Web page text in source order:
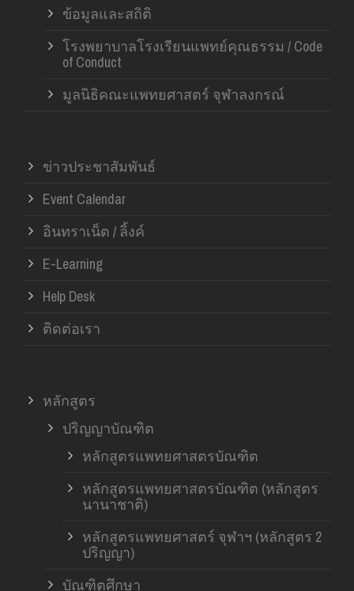
ข้อมูลและสถิติ
โรงพยาบาลโรงเรียนแพทย์คุณธรรม / Code
of Conduct
มูลนิธิคณะแพทยศาสตร์ จุฬาลงกรณ์
ข่าวประชาสัมพันธ์
Event Calendar
อินทราเน็ต / ลิ้งค์
E-Learning
Help Desk
ติดต่อเรา
หลักสูตร
ปริญญาบัณฑิต
หลักสูตรแพทยศาสตรบัณฑิต
หลักสูตรแพทยศาสตรบัณฑิต (หลักสูตร
นานาชาติ)
หลักสูตรแพทยศาสตร์ จุฬาฯ (หลักสูตร 2
ปริญญา)
บัณฑิตศึกษา